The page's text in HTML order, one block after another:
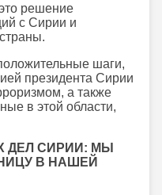
решение
с Сирии и
шаги,
президента Сирии
а также
в этой области,
ДЕЛ СИРИИ: МЫ
В НАШЕЙ